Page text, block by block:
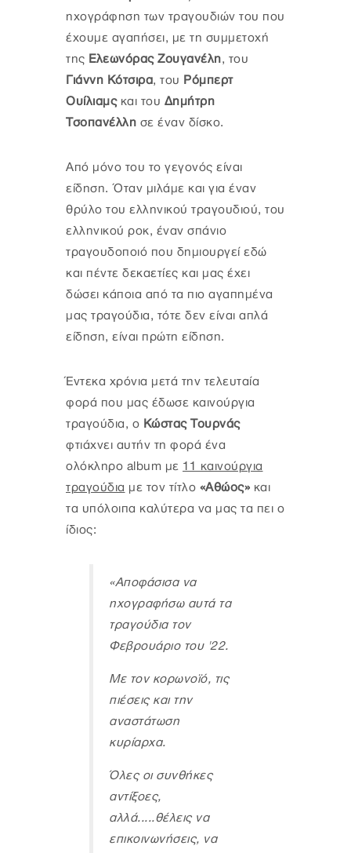
ηχογράφηση των τραγουδιών του που
έχουμε αγαπήσει, με τη συμμετοχή
της Ελεωνόρας Ζουγανέλη, του
Γιάννη Κότσιρα, του Ρόμπερτ
Ουίλιαμςκαι του Δημήτρη
Τσοπανέλλη σε έναν δίσκο.
Από μόνο του το γεγονός είναι
είδηση. Όταν μιλάμε και για έναν
θρύλο του ελληνικού τραγουδιού, του
ελληνικού ροκ, έναν σπάνιο
τραγουδοποιό που δημιουργεί εδώ
και πέντε δεκαετίες και μας έχει
δώσει κάποια από τα πιο αγαπημένα
μας τραγούδια, τότε δεν είναι απλά
είδηση, είναι πρώτη είδηση.
Έντεκα χρόνια μετά την τελευταία
φορά που μας έδωσε καινούργια
τραγούδια, ο Κώστας Τουρνάς
φτιάχνει αυτήν τη φορά ένα
ολόκληρο album με 11 καινούργια
τραγούδια με τον τίτλο «Αθώος» και
τα υπόλοιπα καλύτερα να μας τα πει ο
ίδιος:
«Αποφάσισα να
ηχογραφήσω αυτά τα
τραγούδια τον
Φεβρουάριο του '22.
Με τον κορωνοϊό, τις
πιέσεις και την
αναστάτωση
κυρίαρχα.
Όλες οι συνθήκες
αντίξοες,
αλλά.....θέλεις να
επικοινωνήσεις, να